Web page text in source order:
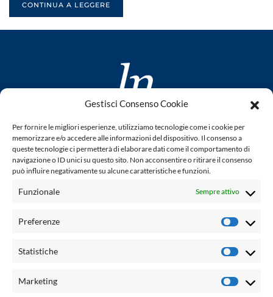
Gestisci Consenso Cookie
Per fornire le migliori esperienze, utilizziamo tecnologie come i cookie per
memorizzare e/o accedere alle informazioni del dispositivo. Il consenso a
queste tecnologie ci permetterà di elaborare dati come il comportamento di
navigazione o ID unici su questo sito. Non acconsentire o ritirare il consenso
può influire negativamente su alcune caratteristiche e funzioni.
Funzionale Sempre attivo
Preferenze
Statistiche
Marketing
CONTINUA A LEGGERE
www.laletteraturaenoi.it
fondato da Romano Luperini
Questo blog non rappresenta una testata giornalistica in
quanto viene aggiornato senza alcuna periodicità. Non può
legge n° 62 del 7.03.2001. L'autore non è responsabile per
email: